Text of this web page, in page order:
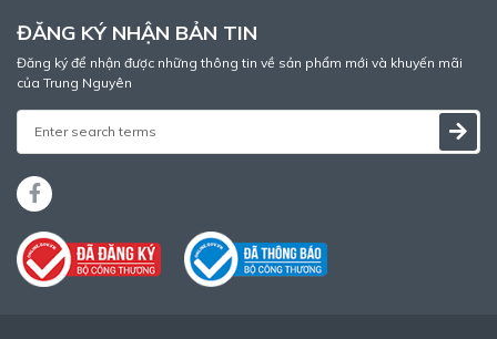
ĐĂNG KÝ NHẬN BẢN TIN
Đăng ký để nhận được những thông tin về sản phẩm mới và khuyến mãi
của Trung Nguyên